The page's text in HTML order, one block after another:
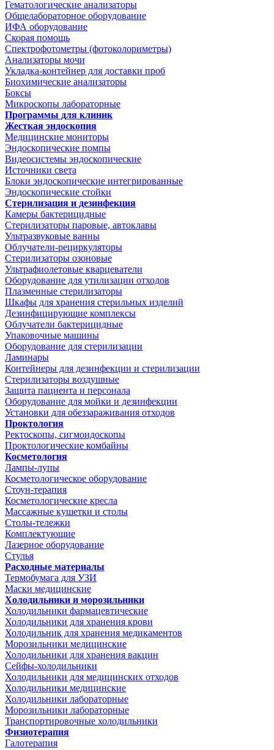
Гематологические анализаторы
Общелабораторное оборудование
ИФА оборудование
Скорая помощь
Спектрофотометры (фотоколориметры)
Анализаторы мочи
Укладка-контейнер для доставки проб
Биохимические анализаторы
Боксы
Микроскопы лабораторные
Программы для клиник
Жесткая эндоскопия
Медицинские мониторы
Эндоскопические помпы
Видеосистемы эндоскопические
Источники света
Блоки эндоскопические интегрированные
Эндоскопические стойки
Стерилизация и дезинфекция
Камеры бактерицидные
Стерилизаторы паровые, автоклавы
Ультразвуковые ванны
Облучатели-рециркуляторы
Стерилизаторы озоновые
Ультрафиолетовые кварцеватели
Оборудование для утилизации отходов
Плазменные стерилизаторы
Шкафы для хранения стерильных изделий
Дезинфицирующие комплексы
Облучатели бактерицидные
Упаковочные машины
Оборудование для стерилизации
Ламинары
Контейнеры для дезинфекции и стерилизации
Стерилизаторы воздушные
Защита пациента и персонала
Оборудование для мойки и дезинфекции
Установки для обеззараживания отходов
Проктология
Ректоскопы, сигмоидоскопы
Проктологические комбайны
Косметология
Лампы-лупы
Косметологическое оборудование
Стоун-терапия
Косметологические кресла
Массажные кушетки и столы
Столы-тележки
Комплектующие
Лазерное оборудование
Стулья
Расходные материалы
Термобумага для УЗИ
Маски медицинские
Холодильники и морозильники
Холодильники фармацевтические
Холодильники для хранения крови
Холодильник для хранения медикаментов
Морозильники медицинские
Холодильники для хранения вакцин
Сейфы-холодильники
Холодильники для медицинских отходов
Холодильники медицинские
Холодильники лабораторные
Морозильники лабораторные
Транспортировочные холодильники
Физиотерапия
Галотерапия